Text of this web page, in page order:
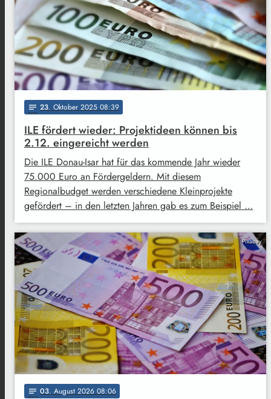
notes 23. Oktober 2025 08:39
ILE fördert wieder: Projektideen können bis
2.12. eingereicht werden
Die ILE Donau-Isar hat für das kommende Jahr wieder
75.000 Euro an Fördergeldern. Mit diesem
Regionalbudget werden verschiedene Kleinprojekte
gefördert – in den letzten Jahren gab es zum Beispiel …
Pixabay
notes 03. August 2026 08:06